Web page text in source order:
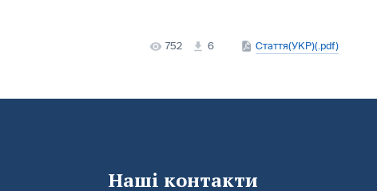
752 6 Стаття(УКР)(.pdf)
Наші контакти